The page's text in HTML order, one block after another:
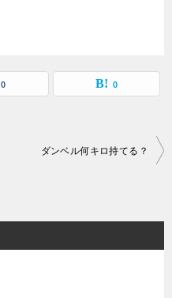
0 0
ダンベル何キロ持てる？